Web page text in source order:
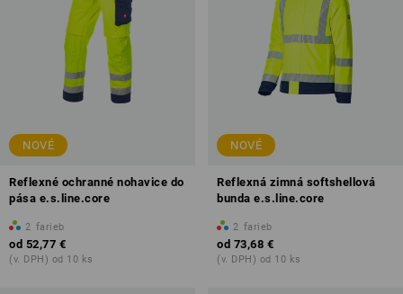
NOVÉ
Reflexné ochranné nohavice do
pása e.s.line.core
2 farieb
od 52,77 €
(v. DPH) od 10 ks
NOVÉ
Reflexná zimná softshellová
bunda e.s.line.core
2 farieb
od 73,68 €
(v. DPH) od 10 ks